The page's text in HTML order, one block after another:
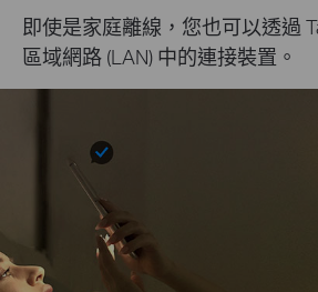
即使是家庭離線，您也可以透過
區域網路 (LAN) 中的連接裝置。